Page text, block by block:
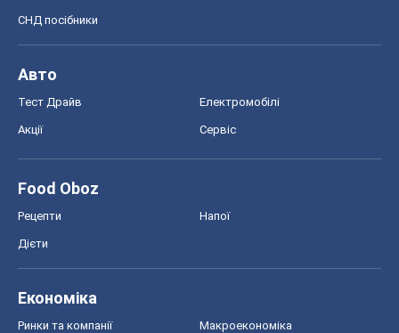
СНД посібники
Авто
Тест Драйв Електромобілі
Акції Сервіс
Food Oboz
Рецепти Напої
Дієти
Економіка
Ринки та компанії Макроекономіка